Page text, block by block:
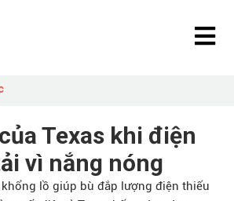
Texas khi điện
vì nắng nóng
lồ giúp bù đắp lượng điện thiếu